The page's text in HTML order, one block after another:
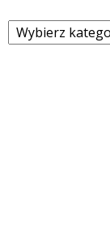
Kategorie